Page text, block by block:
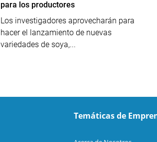
para los productores
Los investigadores aprovecharán para
hacer el lanzamiento de nuevas
variedades de soya,...
Temáticas de